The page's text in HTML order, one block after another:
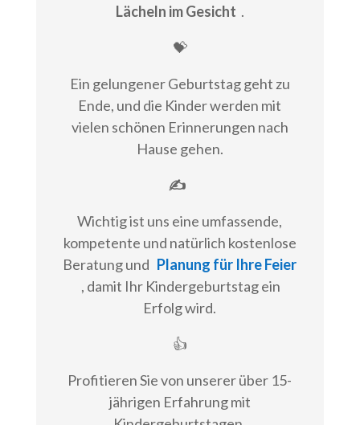
Lächeln im Gesicht .
💝
Ein gelungener Geburtstag geht zu
Ende, und die Kinder werden mit
vielen schönen Erinnerungen nach
Hause gehen.
✍
Wichtig ist uns eine umfassende,
kompetente und natürlich kostenlose
Beratung und Planung für Ihre Feier
, damit Ihr Kindergeburtstag ein
Erfolg wird.
👍
Profitieren Sie von unserer über 15-
jährigen Erfahrung mit